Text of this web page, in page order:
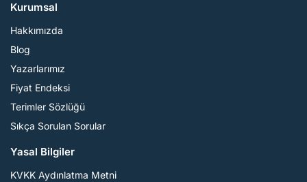
Kurumsal
Hakkımızda
Blog
Yazarlarımız
Fiyat Endeksi
Terimler Sözlüğü
Sıkça Sorulan Sorular
Yasal Bilgiler
KVKK Aydınlatma Metni